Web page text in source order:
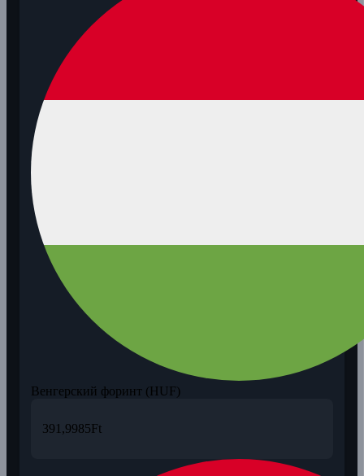
Венгерский форинт (HUF)
391,9985Ft